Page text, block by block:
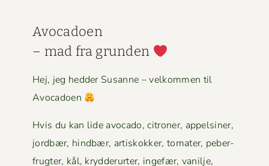
Avo­ca­doen
– mad fra grun­den
Hej, jeg hed­der Susanne – velkom­men til
Avocadoen
Hvis du kan lide avo­ca­do, cit­roner, appelsin­er,
jord­bær, hind­bær, artiskokker, tomater, peber­
frugter, kål, kry­d­derurter, inge­fær, vanil­je,